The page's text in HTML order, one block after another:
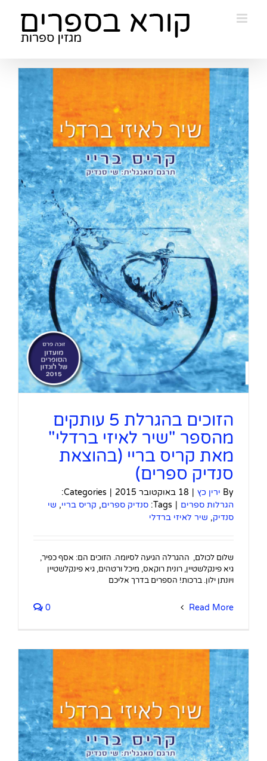
הזוכים בהגרלת 5 עותקים
מהספר "שיר לאיזי ברדלי"
מאת קריס בריי (בהוצאת
סנדיק ספרים)
By ירין כץ | 18 באוקטובר 2015 |
Categories:
הגרלות ספרים |
Tags: סנדיק ספרים, קריס בריי, שי
סנדיק, שיר לאיזי ברדלי
שלום לכולם, ההגרלה הגיעה לסיומה. הזוכים הם: אסף כפיר,
גיא פינקלשטיין, רונית רוקאס, מיכל ורטהים, גיא פינקלשטיין
ויונתן ילון. ברכות! הספרים בדרך אליכם
Read More
0